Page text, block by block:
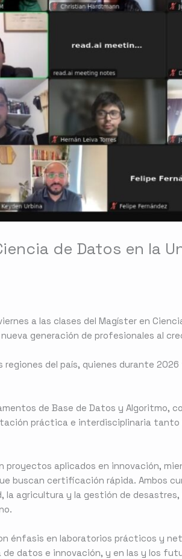
de Datos en la
a las clases del Magíster en
nueva generación de profesionales al
del país, quienes durante
de Base de Datos y Algoritmo,
práctica e interdisciplinaria tanto
proyectos aplicados en innovación,
buscan certificación rápida. Ambos
agricultura y la gestión de desastres,
énfasis en laboratorios prácticos y
datos e innovación, y en las y los